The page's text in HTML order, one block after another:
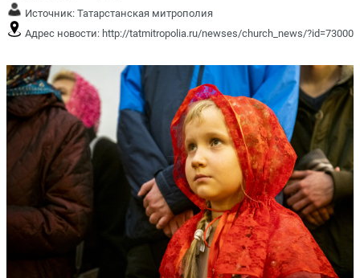
Источник: Татарстанская митрополия
Адрес новости: http://tatmitropolia.ru/newses/church_news/?id=73000